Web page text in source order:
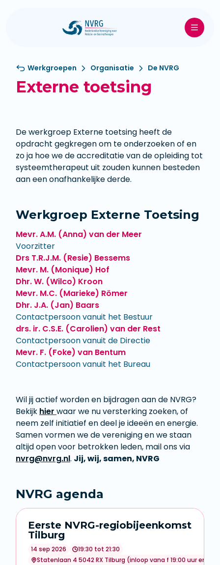
Werkgroepen Organisatie De NVRG
Externe toetsing
De werkgroep Externe toetsing heeft de
opdracht gegkregen om te onderzoeken of en
zo ja hoe we de accreditatie van de opleiding tot
systeemtherapeut uit zouden kunnen besteden
aan een onafhankelijke derde.
Werkgroep Externe Toetsing
Mevr. A.M. (Anna) van der Meer
Voorzitter
Drs T.R.J.M. (Resie) Bessems
Mevr. M. (Monique) Hof
Dhr. W. (Wilco) Kroon
Mevr. M.C. (Marieke) Römer
Dhr. J.A. (Jan) Baars
Contactpersoon vanuit het Bestuur
drs. ir. C.S.E. (Carolien) van der Rest
Contactpersoon vanuit de Directie
Mevr. F. (Foke) van Bentum
Contactpersoon vanuit het Bureau
​​​​​​​Wil jij actief worden en bijdragen aan de NVRG?
Bekijk hier waar we nu versterking zoeken, of
neem zelf initiatief en deel je ideeën en energie.
Samen vormen we de vereniging en we staan
altijd open voor betrokken leden, mail ons via
nvrg@nvrg.nl. Jij, wij, samen, NVRG
NVRG agenda
Eerste NVRG-regiobijeenkomst
Tilburg
14 sep 2026
19:30 tot 21:30
Statenlaan 4 5042 RX Tilburg (inloop vana f 19:00 uur en